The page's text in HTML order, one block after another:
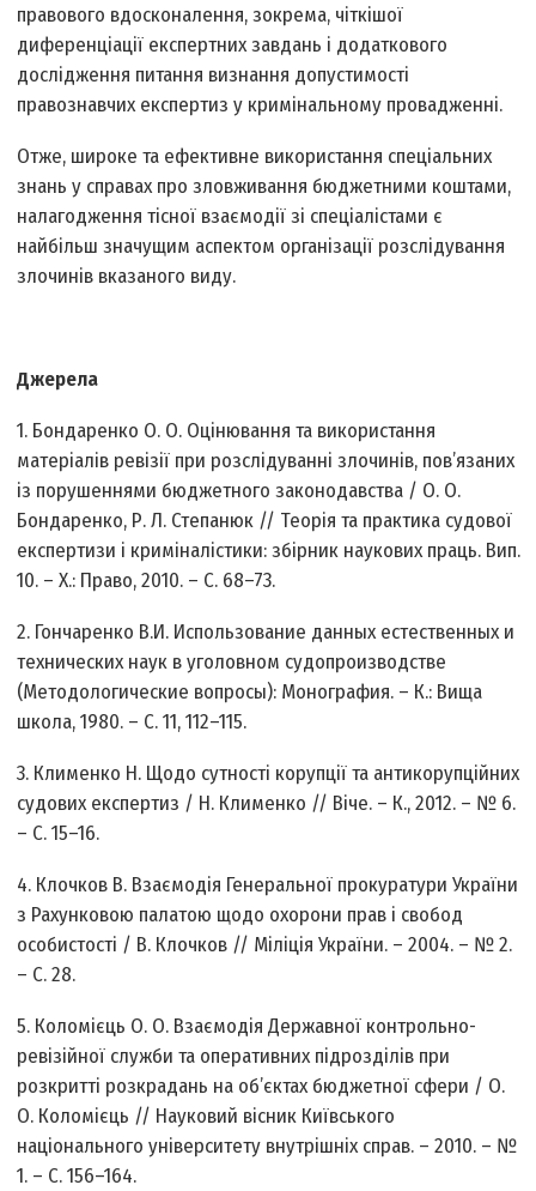
правового вдосконалення, зокрема, чіткішої
диференціації експертних завдань і додаткового
дослідження питання визнання допустимості
правознавчих експертиз у кримінальному провадженні.
Отже, широке та ефективне використання спеціальних
знань у справах про зловживання бюджетними коштами,
налагодження тісної взаємодії зі спеціалістами є
найбільш значущим аспектом організації розслідування
злочинів вказаного виду.
Джерела
1. Бондаренко О. О. Оцінювання та використання
матеріалів ревізії при розслідуванні злочинів, пов’язаних
із порушеннями бюджетного законодавства / О. О.
Бондаренко, Р. Л. Степанюк // Теорія та практика судової
експертизи і криміналістики: збірник наукових праць. Вип.
10. – Х.: Право, 2010. – С. 68–73.
2. Гончаренко В.И. Использование данных естественных и
технических наук в уголовном судопроизводстве
(Методологические вопросы): Монография. – К.: Вища
школа, 1980. – С. 11, 112–115.
3. Клименко Н. Щодо сутності корупції та антикорупційних
судових експертиз / Н. Клименко // Віче. – К., 2012. – № 6.
– С. 15–16.
4. Клочков В. Взаємодія Генеральної прокуратури України
з Рахунковою палатою щодо охорони прав і свобод
особистості / В. Клочков // Міліція України. – 2004. – № 2.
– С. 28.
5. Коломієць О. О. Взаємодія Державної контрольно-
ревізійної служби та оперативних підрозділів при
розкритті розкрадань на об’єктах бюджетної сфери / О.
О. Коломієць // Науковий вісник Київського
національного університету внутрішніх справ. – 2010. – №
1. – С. 156–164.